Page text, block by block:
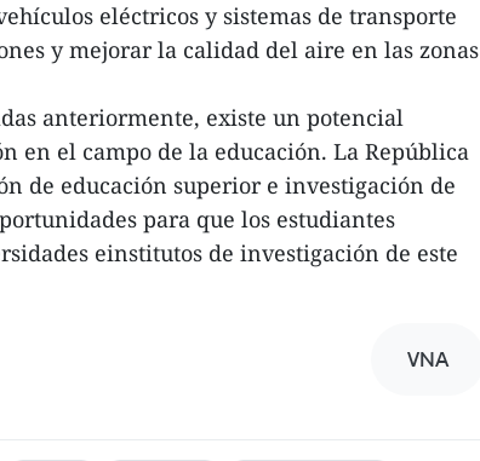
eléctricos y sistemas de transporte
y mejorar la calidad del aire en las zonas
anteriormente, existe un potencial
en el campo de la educación. La República
de educación superior e investigación de
para que los estudiantes
einstitutos de investigación de este
VNA